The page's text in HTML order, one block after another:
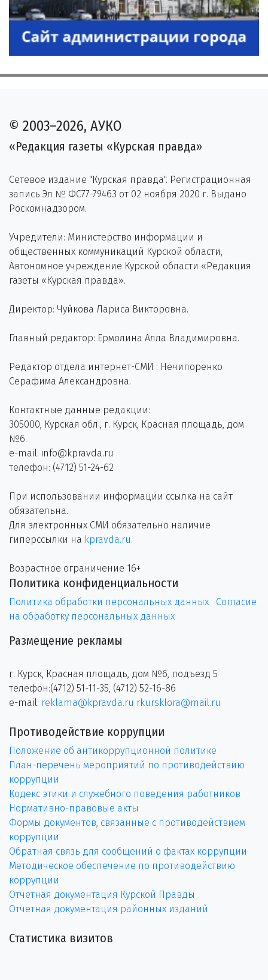
© 2003–2026, АУКО
«Редакция газеты «Курская правда»
Сетевое издание "Курская правда". Регистрационная
запись Эл № ФС77-79463 от 02 ноября 2020 г. Выдано
Роскомнадзором.
Учредители: Министерство информации и
общественных коммуникаций Курской области,
Автономное учреждение Курской области «Редакция
газеты «Курская правда».
Директор: Чуйкова Лариса Викторовна.
Главный редактор: Ермолина Алла Владимировна.
Редактор отдела интернет-СМИ : Нечипоренко
Серафима Александровна.
Контактные данные редакции:
305000, Курская обл., г. Курск, Красная площадь, дом
№6.
e-mail: info@kpravda.ru
телефон: (4712) 51-24-62
При использовании информации ссылка на сайт
обязательна.
Для электронных СМИ обязательно наличие
гиперссылки на kpravda.ru.
Возрастное ограничение 16+
Политика конфиденциальности
Политика обработки персональных данных
Согласие
на обработку персональных данных
Размещение рекламы
г. Курск, Красная площадь, дом №6, подъезд 5
телефон:(4712) 51-11-35, (4712) 52-16-86
e-mail: reklama@kpravda.ru rkursklora@mail.ru
Противодействие коррупции
Положение об антикоррупционной политике
План-перечень мероприятий по противодействию
коррупции
Кодекс этики и служебного поведения работников
Нормативно-правовые акты
Формы документов, связанные с противодействием
коррупции
Обратная связь для сообщений о фактах коррупции
Методическое обеспечение по противодействию
коррупции
Отчетная документация Курской Правды
Отчетная документация районных изданий
Статистика визитов